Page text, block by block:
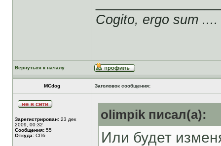
Cogito, ergo sum ....
Вернуться к началу
MCdog Заголовок сообщения:
Зарегистрирован: 23 дек
2009, 00:32
Сообщения: 55
Откуда: СПб
olimpik писал(а):
Или будет